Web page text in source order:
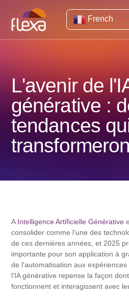
French
L'avenir de
générative :
tendances
A Intelligence Artificielle Générative
consolider comme l’une des
de ces dernières années, et 2025
importante pour son application à
de l'automatisation aux
l'IA générative repense la façon
fonctionnent et interagissent avec